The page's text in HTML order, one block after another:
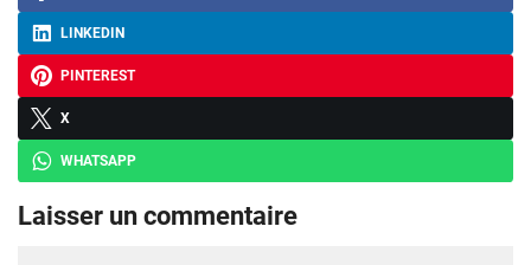
LINKEDIN
PINTEREST
X
WHATSAPP
Laisser un commentaire